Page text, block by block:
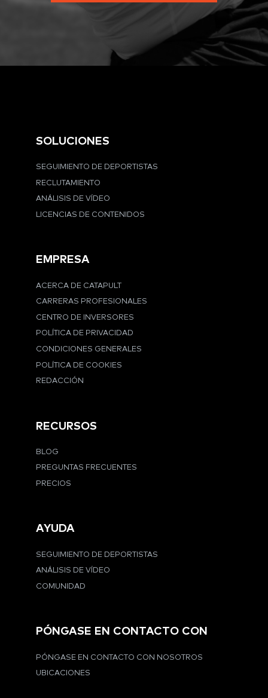
SOLUCIONES
SEGUIMIENTO DE DEPORTISTAS
RECLUTAMIENTO
ANÁLISIS DE VÍDEO
LICENCIAS DE CONTENIDOS
EMPRESA
ACERCA DE CATAPULT
CARRERAS PROFESIONALES
CENTRO DE INVERSORES
POLÍTICA DE PRIVACIDAD
CONDICIONES GENERALES
POLÍTICA DE COOKIES
REDACCIÓN
RECURSOS
BLOG
PREGUNTAS FRECUENTES
PRECIOS
AYUDA
SEGUIMIENTO DE DEPORTISTAS
ANÁLISIS DE VÍDEO
COMUNIDAD
PÓNGASE EN CONTACTO CON
PÓNGASE EN CONTACTO CON NOSOTROS
UBICACIONES